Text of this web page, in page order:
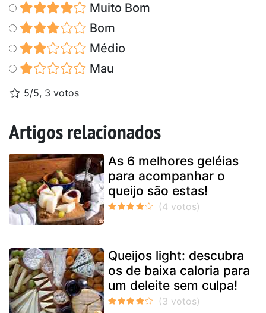
Muito Bom
Bom
Médio
Mau
5/5, 3 votos
Artigos relacionados
As 6 melhores geléias
para acompanhar o
queijo são estas!
Queijos light: descubra
os de baixa caloria para
um deleite sem culpa!